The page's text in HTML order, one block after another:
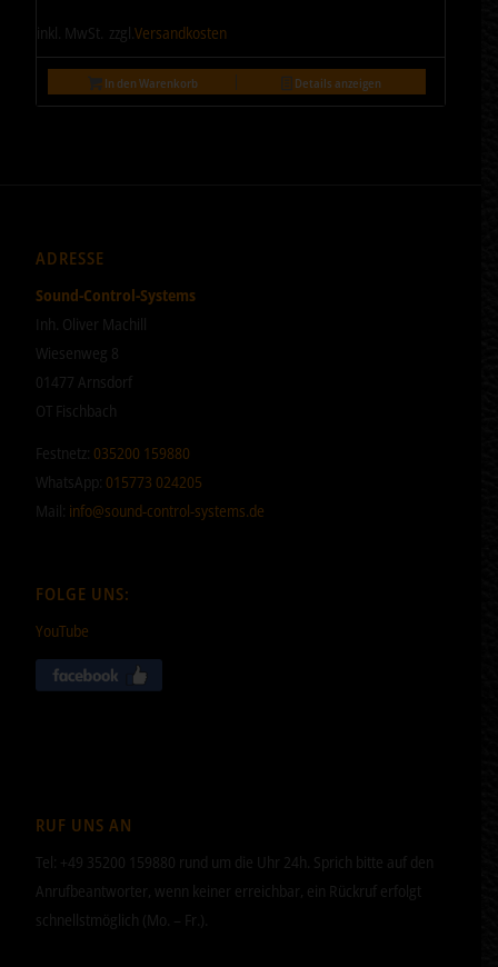
inkl. MwSt. zzgl.Versandkosten
In den Warenkorb Details anzeigen
ADRESSE
Sound-Control-Systems
Inh. Oliver Machill
Wiesenweg 8
01477 Arnsdorf
OT Fischbach
Festnetz: 035200 159880
WhatsApp: 015773 024205
Mail: info@sound-control-systems.de
FOLGE UNS:
YouTube
RUF UNS AN
Tel: +49 35200 159880 rund um die Uhr 24h. Sprich bitte auf den
Anrufbeantworter, wenn keiner erreichbar, ein Rückruf erfolgt
schnellstmöglich (Mo. – Fr.).